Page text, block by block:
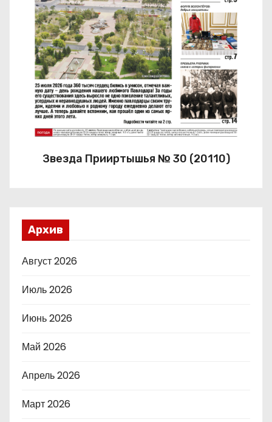
Звезда Прииртышья № 30 (20110)
Архив
Август 2026
Июль 2026
Июнь 2026
Май 2026
Апрель 2026
Март 2026